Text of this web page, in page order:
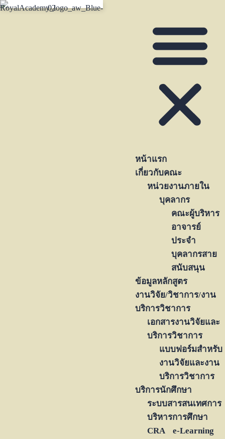
หน้าแรก
เกี่ยวกับคณะ
หน่วยงานภายใน
บุคลากร
คณะผู้บริหาร
อาจารย์
ประจำ
บุคลากรสาย
สนับสนุน
ข้อมูลหลักสูตร
งานวิจัย/วิชาการ/งาน
บริการวิชาการ
เอกสารงานวิจัยและ
บริการวิชาการ
แบบฟอร์มสำหรับ
งานวิจัยและงาน
บริการวิชาการ
บริการนักศึกษา
ระบบสารสนเทศการ
บริหารการศึกษา
CRA e-Learning